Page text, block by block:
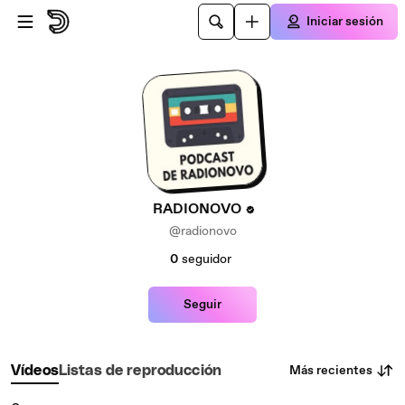
Saltar al contenido principal
Iniciar sesión
RADIONOVO
@radionovo
0 seguidor
Seguir
VídeosListas de reproducción Más recientes